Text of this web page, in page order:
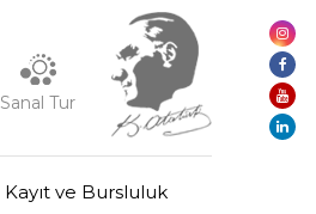
Sanal Tur
Kayıt ve Bursluluk